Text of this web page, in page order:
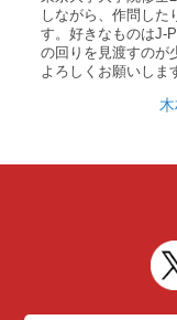
しながら、作問した
す。好きなものはJ-
の回りを見渡すのが
よろしくお願いしま